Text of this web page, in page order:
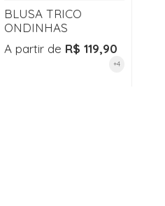
BLUSA TRICO
ONDINHAS
A partir de R$ 119,90
+4